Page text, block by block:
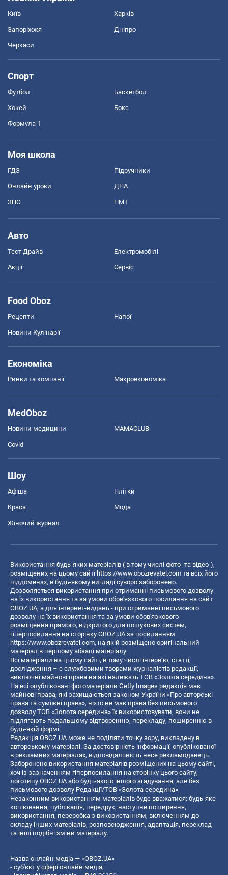
Київ Харків
Запоріжжя Дніпро
Черкаси
Спорт
Футбол Баскетбол
Хокей Бокс
Формула-1
Моя школа
ГДЗ Підручники
Онлайн уроки ДПА
ЗНО НМТ
Авто
Тест Драйв Електромобілі
Акції Сервіс
Food Oboz
Рецепти Напої
Новини Кулінарії
Економіка
Ринки та компанії Макроекономіка
MedOboz
Новини медицини MAMACLUB
Covid
Шоу
Афіша Плітки
Краса Мода
Жіночий журнал
Використання будь-яких матеріалів ( в тому числі фото- та відео-),
розміщених на цьому сайті https://www.obozrevatel.com та всіх його
піддоменах, в будь-якому вигляді суворо заборонено.
Дозволяється використання при отриманні письмового дозволу
на їх використання та за умови обов'язкового посилання на сайт
OBOZ.UA, а для інтернет-видань - при отриманні письмового
дозволу на їх використання та за умови обов'язкового
розміщення прямого, відкритого для пошукових систем,
гіперпосилання на сторінку OBOZ.UA за посиланням
https://www.obozrevatel.com, на якій розміщено оригінальний
матеріал в першому абзаці матеріалу.
Всі матеріали на цьому сайті, в тому числі інтерв’ю, статті,
дослідження – є службовими творами журналістів редакції,
виключні майнові права на які належать ТОВ «Золота середина».
На всі опубліковані фотоматеріали Getty Images редакція має
майнові права, які захищаються законом України «Про авторські
права та суміжні права», ніхто не має права без письмового
дозволу ТОВ «Золота середина» їх використовувати, вони не
підлягають подальшому відтворенню, перекладу, поширенню в
будь-якій формі.
Редакція OBOZ.UA може не поділяти точку зору, викладену в
авторському матеріалі. За достовірність інформації, опублікованої
в рекламних матеріалах, відповідальність несе рекламодавець.
Заборонено використання матеріалів розміщених на цьому сайті,
хоч із зазначенням гіперпосилання на сторінку цього сайту,
логотипу OBOZ.UA або будь-якого іншого згадування, але без
письмового дозволу Редакції/ТОВ «Золота середина»
Незаконним використанням матеріалів буде вважатися: будь-яке
копiювання, публiкацiя, передрук, наступне поширення,
використання, переробка з використанням, включенням до
складу інших матеріалів, розповсюдження, адаптація, переклад
та інші подібні зміни матеріалу.
Назва онлайн медіа — «OBOZ.UA»
- суб'єкт у сфері онлайн медіа;